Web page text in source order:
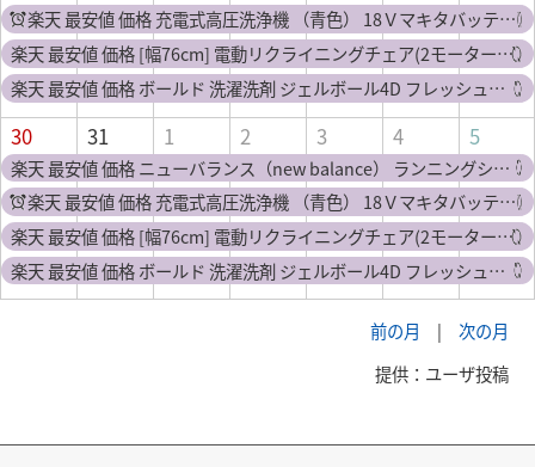
楽天 最安値 価格 充電式高圧洗浄機 （青色） 18Ｖマキタバッテリー使用可能 充電式高圧洗浄機 HY-6010 コードレス 吐出圧力2.17MPa 洗車機 強力噴射 電動工具 マキタ 18v バッテリー専用 コンパクト 軽量 コンセント不要 愛車・庭・窓
楽天 最安値 価格 [幅76cm] 電動リクライニングチェア(2モーター LE01) ニトリ 【配送員設置】 【5年保証】
楽天 最安値 価格 ボールド 洗濯洗剤 ジェルボール4D フレッシュフラワーサボン 詰替 ハイパージャンボ(39個入*9袋セット)【sen】【ボールド】
30
楽天 最安値 価格 ニューバランス（new balance） ランニングシューズ 緑 グリーン FuelCell SuperComp Trainer LG2 MRCXLG2 Dトレーニングシューズ 部活 靴 メンズ （メンズ）
楽天 最安値 価格 充電式高圧洗浄機 （青色） 18Ｖマキタバッテリー使用可能 充電式高圧洗浄機 HY-6010 コードレス 吐出圧力2.17MPa 洗車機 強力噴射 電動工具 マキタ 18v バッテリー専用 コンパクト 軽量 コンセント不要 愛車・庭・窓
楽天 最安値 価格 [幅76cm] 電動リクライニングチェア(2モーター LE01) ニトリ 【配送員設置】 【5年保証】
楽天 最安値 価格 ボールド 洗濯洗剤 ジェルボール4D フレッシュフラワーサボン 詰替 ハイパージャンボ(39個入*9袋セット)【sen】【ボールド】
31 1 2 3 4 5
前の月 | 次の月
提供：ユーザ投稿